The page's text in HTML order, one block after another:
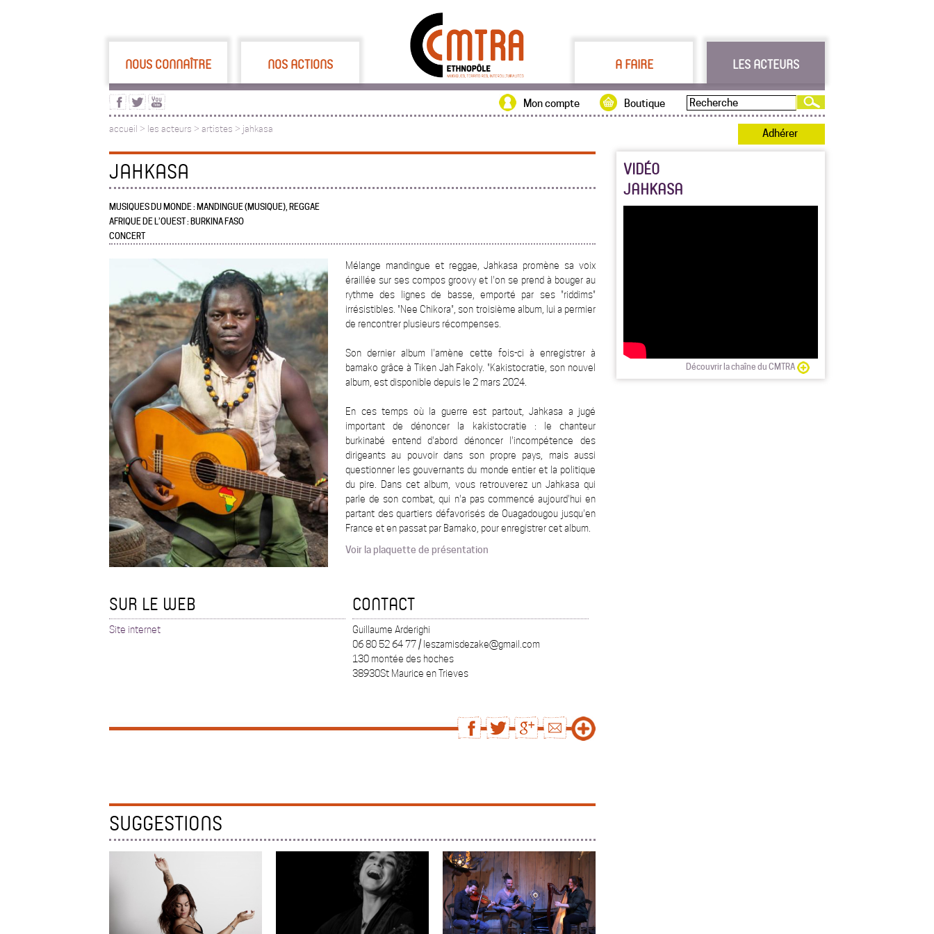
NOUS CONNAÎTRE NOS ACTIONS A FAIRE LES ACTEURS
Boutique
Mon compte
accueil > les acteurs > artistes > jahkasa Adhérer
JAHKASA
MUSIQUES DU MONDE : MANDINGUE (MUSIQUE), REGGAE
AFRIQUE DE L’OUEST : BURKINA FASO
CONCERT
Mélange mandingue et reggae, Jahkasa promène sa voix
éraillée sur ses compos groovy et l'on se prend à bouger au
rythme des lignes de basse, emporté par ses "riddims"
irrésistibles. "Nee Chikora", son troisième album, lui a permier
de rencontrer plusieurs récompenses.
Son dernier album l'amène cette fois-ci à enregistrer à
bamako grâce à Tiken Jah Fakoly. "Kakistocratie, son nouvel
album, est disponible depuis le 2 mars 2024.
En ces temps où la guerre est partout, Jahkasa a jugé
important de dénoncer la kakistocratie : le chanteur
burkinabé entend d'abord dénoncer l'incompétence des
dirigeants au pouvoir dans son propre pays, mais aussi
questionner les gouvernants du monde entier et la politique
du pire. Dans cet album, vous retrouverez un Jahkasa qui
parle de son combat, qui n'a pas commencé aujourd'hui en
partant des quartiers défavorisés de Ouagadougou jusqu'en
France et en passat par Bamako, pour enregistrer cet album.
Voir la plaquette de présentation
SUR LE WEB
Site internet
CONTACT
Guillaume Arderighi
06 80 52 64 77 / leszamisdezake@gmail.com
130 montée des hoches
38930St Maurice en Trieves
SUGGESTIONS
VIDÉO
JAHKASA
Découvrir la chaîne du CMTRA